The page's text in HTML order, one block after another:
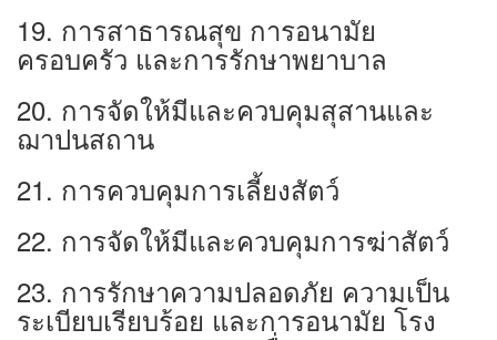
19. การสาธารณสุข การอนามัย
ครอบครัว และการรักษาพยาบาล
20. การจัดให้มีและควบคุมสุสานและ
ฌาปนสถาน
21. การควบคุมการเลี้ยงสัตว์
22. การจัดให้มีและควบคุมการฆ่าสัตว์
23. การรักษาความปลอดภัย ความเป็น
ระเบียบเรียบร้อย และการอนามัย โรง